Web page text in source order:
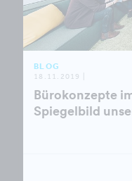
BLOG
18.11.2019 |
Bürokonzepte
Spiegelbild